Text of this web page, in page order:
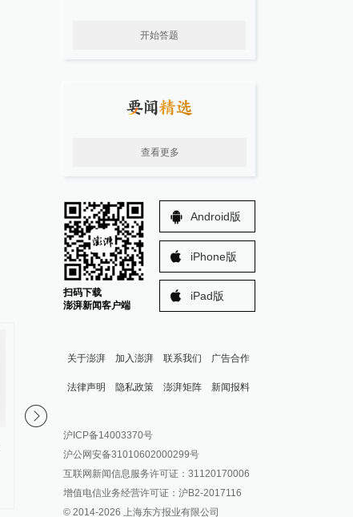
福建农林大学研究团队破解百年
甘蔗育种核心难题，相关论文发
表在《自然》
开始答题
查看更多
扫码下载
澎湃新闻客户端
Android版
iPhone版
iPad版
关于澎湃 加入澎湃 联系我们 广告合作
法律声明 隐私政策 澎湃矩阵
澎湃新闻公众号
澎湃新闻抖音号
派生万物开放平台
IP SHANGHAI
新闻报料
报料邮箱: news@thepaper.cn
沪ICP备14003370号
沪公网安备31010602000299号
互联网新闻信息服务许可证：31120170006
增值电信业务经营许可证：沪B2-2017116
© 2014-2026 上海东方报业有限公司